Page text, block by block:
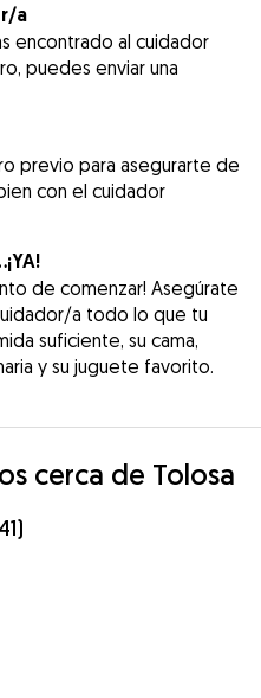
a
encontrado al cuidador
puedes enviar una
previo para asegurarte de
con el cuidador
de comenzar! Asegúrate
a todo lo que tu
suficiente, su cama,
y su juguete favorito.
cerca de Tolosa